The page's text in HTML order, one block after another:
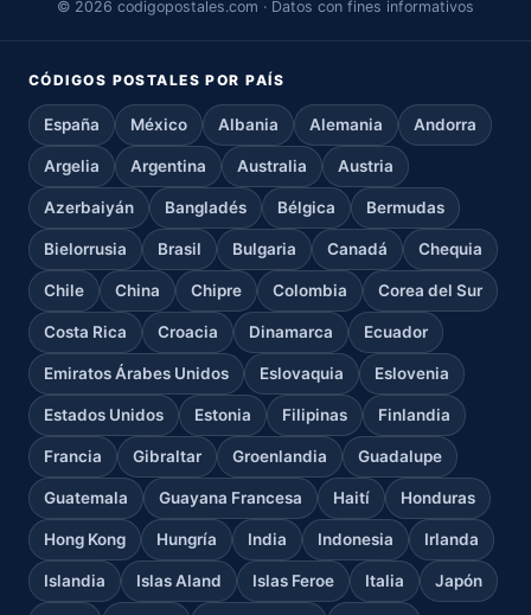
© 2026 codigopostales.com · Datos con fines informativos
CÓDIGOS POSTALES POR PAÍS
España México Albania Alemania Andorra
Argelia Argentina Australia Austria
Azerbaiyán Bangladés Bélgica Bermudas
Bielorrusia Brasil Bulgaria Canadá Chequia
Chile China Chipre Colombia Corea del Sur
Costa Rica Croacia Dinamarca Ecuador
Emiratos Árabes Unidos Eslovaquia Eslovenia
Estados Unidos Estonia Filipinas Finlandia
Francia Gibraltar Groenlandia Guadalupe
Guatemala Guayana Francesa Haití Honduras
Hong Kong Hungría India Indonesia Irlanda
Islandia Islas Aland Islas Feroe Italia Japón